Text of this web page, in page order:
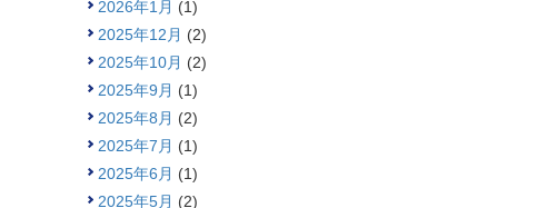
2026年1月 (1)
2025年12月 (2)
2025年10月 (2)
2025年9月 (1)
2025年8月 (2)
2025年7月 (1)
2025年6月 (1)
2025年5月 (2)